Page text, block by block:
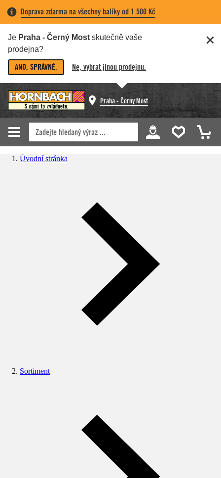
Doprava zdarma na všechny balíky od 1 500 Kč
Je Praha - Černý Most skutečně vaše
prodejna?
ANO, SPRÁVNĚ. Ne, vybrat jinou prodejnu.
Praha - Černý Most
Úvodní stránka
Sortiment